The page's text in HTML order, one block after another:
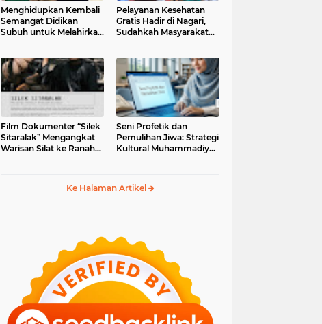
Menghidupkan Kembali
Semangat Didikan
Subuh untuk Melahirkan
Pelayanan Kesehatan
Gratis Hadir di Nagari,
Sudahkah Masyarakat
Film Dokumenter “Silek
Sitaralak” Mengangkat
Warisan Silat ke Ranah
Seni Profetik dan
Pemulihan Jiwa: Strategi
Kultural Muhammadiyah
Ke Halaman Artikel